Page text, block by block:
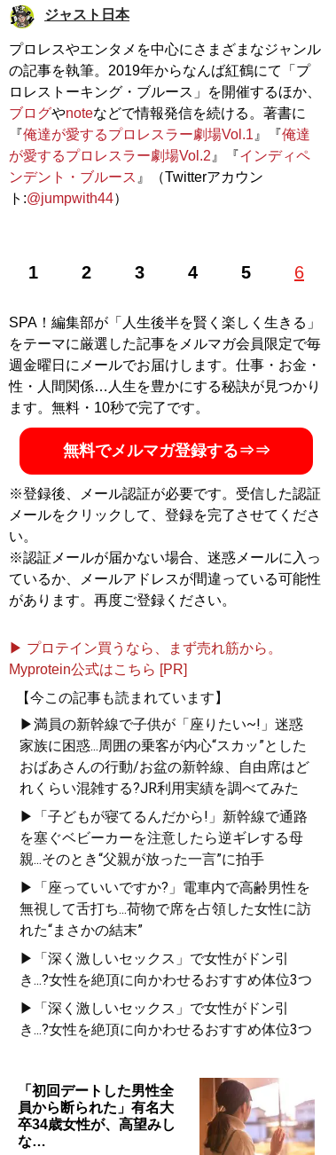
ジャスト日本
プロレスやエンタメを中心にさまざまなジャンル
の記事を執筆。2019年からなんば紅鶴にて「プ
ロレストーキング・ブルース」を開催するほか、
ブログやnoteなどで情報発信を続ける。著書に
『俺達が愛するプロレスラー劇場Vol.1 』『俺達
が愛するプロレスラー劇場Vol.2 』『インディペ
ンデント・ブルース 』（Twitterアカウン
ト:@jumpwith44）
1 2 3 4 5 6
SPA！編集部が「人生後半を賢く楽しく生きる」
をテーマに厳選した記事をメルマガ会員限定で毎
週金曜日にメールでお届けします。仕事・お金・
性・人間関係…人生を豊かにする秘訣が見つかり
ます。無料・10秒で完了です。
無料でメルマガ登録する⇒⇒
※登録後、メール認証が必要です。受信した認証
メールをクリックして、登録を完了させてくださ
い。
※認証メールが届かない場合、迷惑メールに入っ
ているか、メールアドレスが間違っている可能性
があります。再度ご登録ください。
▶ プロテイン買うなら、まず売れ筋から。
Myprotein公式はこちら [PR]
【今この記事も読まれています】
▶満員の新幹線で子供が「座りたい~!」迷惑
家族に困惑...周囲の乗客が内心“スカッ”とした
おばあさんの行動/お盆の新幹線、自由席はど
れくらい混雑する?JR利用実績を調べてみた
▶「子どもが寝てるんだから!」新幹線で通路
を塞ぐベビーカーを注意したら逆ギレする母
親...そのとき“父親が放った一言”に拍手
▶「座っていいですか?」電車内で高齢男性を
無視して舌打ち...荷物で席を占領した女性に訪
れた“まさかの結末”
▶「深く激しいセックス」で女性がドン引
き...?女性を絶頂に向かわせるおすすめ体位3つ
▶「深く激しいセックス」で女性がドン引
き...?女性を絶頂に向かわせるおすすめ体位3つ
「初回デートした男性全
員から断られた」有名大
卒34歳女性が、高望みし
な…